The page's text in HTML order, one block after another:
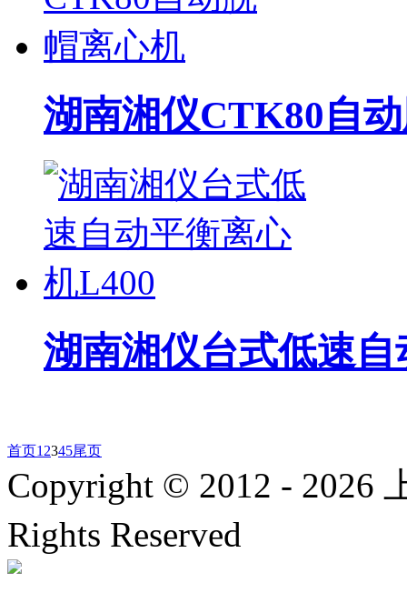
湖南湘仪CTK80自
湖南湘仪台式低速
首页1 2345尾页
Copyright © 2012 - 2026
Rights Reserved